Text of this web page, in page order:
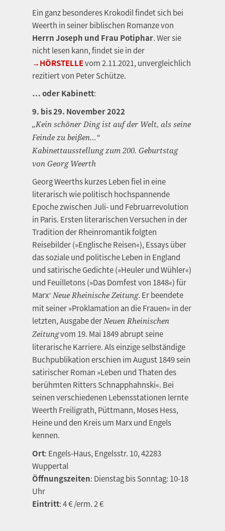
Ein ganz besonderes Krokodil findet sich bei
Weerth in seiner biblischen Romanze von
Herrn Joseph und Frau Potiphar. Wer sie
nicht lesen kann, findet sie in der
→HÖRSTELLEvom 2.11.2021, unvergleichlich
rezitiert von Peter Schütze.
…oder Kabinett:
9. bis 29. November 2022
„Kein schöner Ding ist auf der Welt, als seine
Feinde zu beißen…“
Kabinettausstellung zum 200. Geburtstag
von Georg Weerth
Georg Weerths kurzes Leben fiel in eine
literarisch wie politisch hochspannende
Epoche zwischen Juli- und Februarrevolution
in Paris. Ersten literarischen Versuchen in der
Tradition der Rheinromantik folgten
Reisebilder (»Englische Reisen«), Essays über
das soziale und politische Leben in England
und satirische Gedichte (»Heuler und Wühler«)
und Feuilletons (»Das Domfest von 1848«) für
Marxʼ Neue Rheinische Zeitung. Er beendete
mit seiner »Proklamation an die Frauen« in der
letzten, Ausgabe derNeuen Rheinischen
Zeitungvom 19. Mai 1849 abrupt seine
literarische Karriere. Als einzige selbständige
Buchpublikation erschien im August 1849 sein
satirischer Roman »Leben und Thaten des
berühmten Ritters Schnapphahnski«. Bei
seinen verschiedenen Lebensstationen lernte
Weerth Freiligrath, Püttmann, Moses Hess,
Heine und den Kreis um Marx und Engels
kennen.
Ort: Engels-Haus, Engelsstr. 10, 42283
Wuppertal
Öffnungszeiten: Dienstag bis Sonntag: 10-18
Uhr
Eintritt: 4 € /erm. 2 €